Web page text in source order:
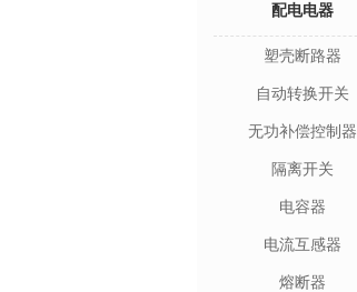
配电电器
塑壳断路器
自动转换开关
无功补偿控制器
隔离开关
电容器
电流互感器
熔断器